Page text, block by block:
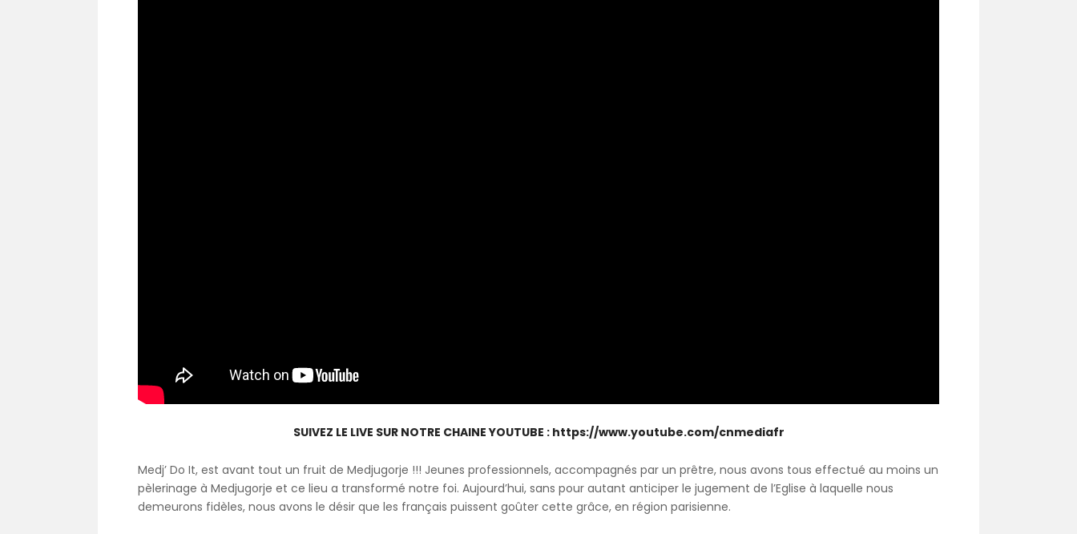
SUIVEZ LE LIVE SUR NOTRE CHAINE YOUTUBE : https://www.youtube.com/cnmediafr
Medj’ Do It, est avant tout un fruit de Medjugorje !!! Jeunes professionnels, accompagnés par un prêtre, nous avons tous effectué au moins un
pèlerinage à Medjugorje et ce lieu a transformé notre foi. Aujourd’hui, sans pour autant anticiper le jugement de l’Eglise à laquelle nous
demeurons fidèles, nous avons le désir que les français puissent goûter cette grâce, en région parisienne.